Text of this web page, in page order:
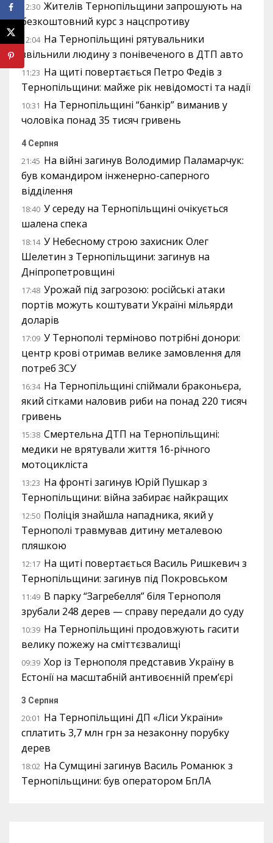
12:30 Жителів Тернопільщини запрошують на
безкоштовний курс з нацспротиву
12:04 На Тернопільщині рятувальники
звільнили людину з понівеченого в ДТП авто
11:23 На щиті повертається Петро Федів з
Тернопільщини: майже рік невідомості та надії
10:31 На Тернопільщині “банкір” виманив у
чоловіка понад 35 тисяч гривень
4 Серпня
21:45 На війні загинув Володимир Паламарчук:
був командиром інженерно-саперного
відділення
18:40 У середу на Тернопільщині очікується
шалена спека
18:14 У Небесному строю захисник Олег
Шелетин з Тернопільщини: загинув на
Дніпропетровщині
17:48 Урожай під загрозою: російські атаки
портів можуть коштувати Україні мільярди
доларів
17:09 У Тернополі терміново потрібні донори:
центр крові отримав велике замовлення для
потреб ЗСУ
16:34 На Тернопільщині спіймали браконьєра,
який сітками наловив риби на понад 220 тисяч
гривень
15:38 Смертельна ДТП на Тернопільщині:
медики не врятували життя 16-річного
мотоцикліста
13:23 На фронті загинув Юрій Пушкар з
Тернопільщини: війна забирає найкращих
12:50 Поліція знайшла нападника, який у
Тернополі травмував дитину металевою
пляшкою
12:17 На щиті повертається Василь Ришкевич з
Тернопільщини: загинув під Покровськом
11:49 В парку “Загребелля” біля Тернополя
зрубали 248 дерев — справу передали до суду
10:39 На Тернопільщині продовжують гасити
велику пожежу на сміттєзвалищі
09:39 Хор із Тернополя представив Україну в
Естонії на масштабній антивоєнній прем’єрі
3 Серпня
20:01 На Тернопільщині ДП «Ліси України»
сплатить 3,7 млн грн за незаконну порубку
дерев
18:02 На Сумщині загинув Василь Романюк з
Тернопільщини: був оператором БпЛА